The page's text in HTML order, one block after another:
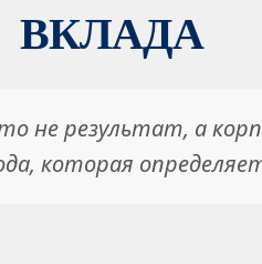
ВКЛАДА
не результат, а
которая